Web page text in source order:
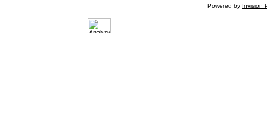
Powered by Invision